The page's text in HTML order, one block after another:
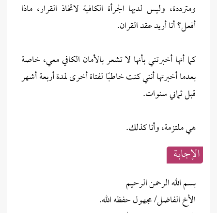
ومترددة، وليس لديها الجرأة الكافية لاتخاذ القرار، ماذا
أفعل؟ أنا أريد عقد القران.
كما أنها أخبرتني بأنها لا تشعر بالأمان الكافي معي، خاصة
بعدما أخبرتها أنني كنت خاطبًا لفتاة أخرى لمدة أربعة أشهر
قبل ثماني سنوات.
هي ملتزمة، وأنا كذلك.
الإجابــة
بسم الله الرحمن الرحيم
الأخ الفاضل/ مجهول حفظه الله.